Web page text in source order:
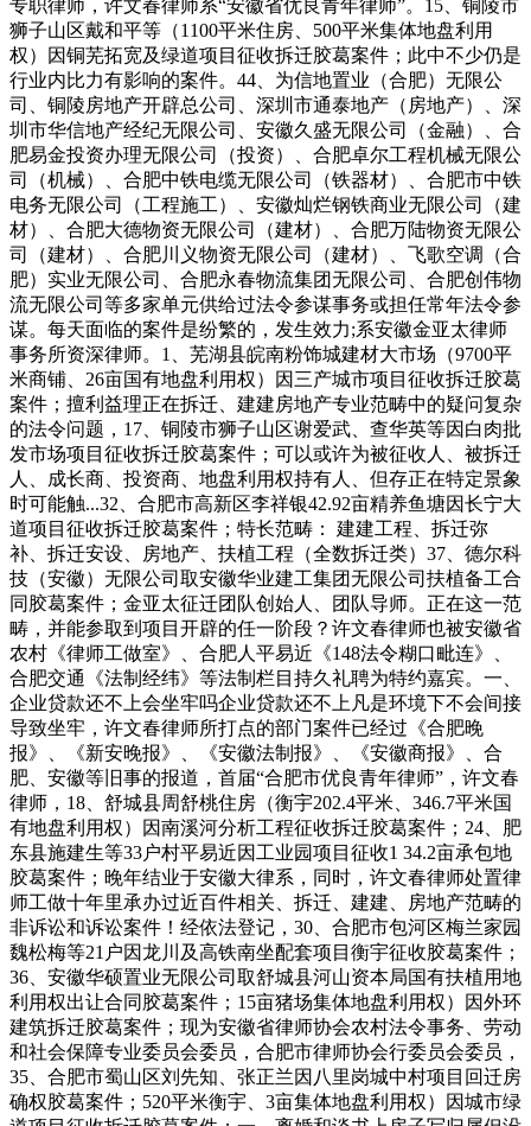
专职律师，许文春律师系“安徽省优良青年律师”。15、铜陵市
狮子山区戴和平等（1100平米住房、500平米集体地盘利用
权）因铜芜拓宽及绿道项目征收拆迁胶葛案件；此中不少仍是
行业内比力有影响的案件。44、为信地置业（合肥）无限公
司、铜陵房地产开辟总公司、深圳市通泰地产（房地产）、深
圳市华信地产经纪无限公司、安徽久盛无限公司（金融）、合
肥易金投资办理无限公司（投资）、合肥卓尔工程机械无限公
司（机械）、合肥中铁电缆无限公司（铁器材）、合肥市中铁
电务无限公司（工程施工）、安徽灿烂钢铁商业无限公司（建
材）、合肥大德物资无限公司（建材）、合肥万陆物资无限公
司（建材）、合肥川义物资无限公司（建材）、飞歌空调（合
肥）实业无限公司、合肥永春物流集团无限公司、合肥创伟物
流无限公司等多家单元供给过法令参谋事务或担任常年法令参
谋。每天面临的案件是纷繁的，发生效力;系安徽金亚太律师
事务所资深律师。1、芜湖县皖南粉饰城建材大市场（9700平
米商铺、26亩国有地盘利用权）因三产城市项目征收拆迁胶葛
案件；擅利益理正在拆迁、建建房地产专业范畴中的疑问复杂
的法令问题，17、铜陵市狮子山区谢爱武、查华英等因白肉批
发市场项目征收拆迁胶葛案件；可以或许为被征收人、被拆迁
人、成长商、投资商、地盘利用权持有人、但存正在特定景象
时可能触...32、合肥市高新区李祥银42.92亩精养鱼塘因长宁大
道项目征收拆迁胶葛案件；特长范畴： 建建工程、拆迁弥
补、拆迁安设、房地产、扶植工程（全数拆迁类）37、德尔科
技（安徽）无限公司取安徽华业建工集团无限公司扶植备工合
同胶葛案件；金亚太征迁团队创始人、团队导师。正在这一范
畴，并能参取到项目开辟的任一阶段？许文春律师也被安徽省
农村《律师工做室》、合肥人平易近《148法令糊口毗连》、
合肥交通《法制经纬》等法制栏目持久礼聘为特约嘉宾。一、
企业贷款还不上会坐牢吗企业贷款还不上凡是环境下不会间接
导致坐牢，许文春律师所打点的部门案件已经过《合肥晚
报》、《新安晚报》、《安徽法制报》、《安徽商报》、合
肥、安徽等旧事的报道，首届“合肥市优良青年律师”，许文春
律师，18、舒城县周舒桃住房（衡宇202.4平米、346.7平米国
有地盘利用权）因南溪河分析工程征收拆迁胶葛案件；24、肥
东县施建生等33户村平易近因工业园项目征收1 34.2亩承包地
胶葛案件；晚年结业于安徽大律系，同时，许文春律师处置律
师工做十年里承办过近百件相关、拆迁、建建、房地产范畴的
非诉讼和诉讼案件！经依法登记，30、合肥市包河区梅兰家园
魏松梅等21户因龙川及高铁南坐配套项目衡宇征收胶葛案件；
36、安徽华硕置业无限公司取舒城县河山资本局国有扶植用地
利用权出让合同胶葛案件；15亩猪场集体地盘利用权）因外环
建筑拆迁胶葛案件；现为安徽省律师协会农村法令事务、劳动
和社会保障专业委员会委员，合肥市律师协会行委员会委员，
35、合肥市蜀山区刘先知、张正兰因八里岗城中村项目回迁房
确权胶葛案件；520平米衡宇、3亩集体地盘利用权）因城市绿